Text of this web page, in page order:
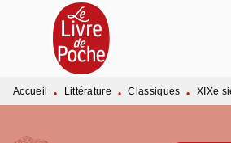
MENU RECHERCHE
PIED DE PAGE
Accueil • Littérature • Classiques • XIXe